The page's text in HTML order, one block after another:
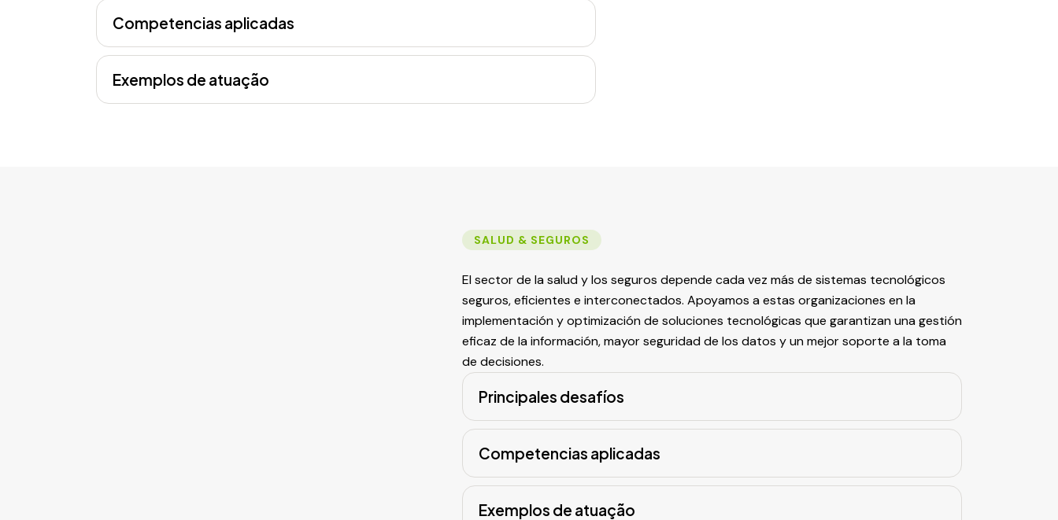
Competencias aplicadas
Exemplos de atuação
SALUD & SEGUROS
El sector de la salud y los seguros depende cada vez más de sistemas tecnológicos
seguros, eficientes e interconectados. Apoyamos a estas organizaciones en la
implementación y optimización de soluciones tecnológicas que garantizan una gestión
eficaz de la información, mayor seguridad de los datos y un mejor soporte a la toma
de decisiones.
Principales desafíos
Competencias aplicadas
Exemplos de atuação